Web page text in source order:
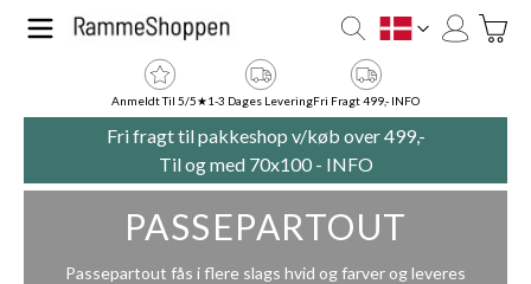
Skip to Content
DK
Anmeldt Til 5/5★1-3 Dages LeveringFri Fragt 499,- INFO
Fri fragt til pakkeshop v/køb over 499,-
Til og med 70x100 - INFO
PASSEPARTOUT
Passepartout fås i flere slags hvid og farver og leveres